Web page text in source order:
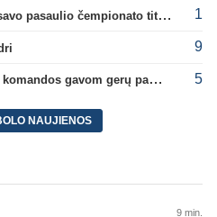
B. Mendy: „Darau ką noriu su savo pasaulio čempionato titulu“ 1
9
A. Tapinas: „Iš europinio lygio komandos gavom gerų pamokų“ 5
NAUJIENOS
9 min.